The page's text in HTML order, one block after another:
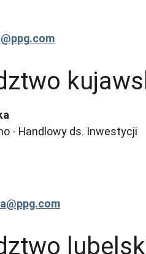
- Handlowy ds. Inwestycji